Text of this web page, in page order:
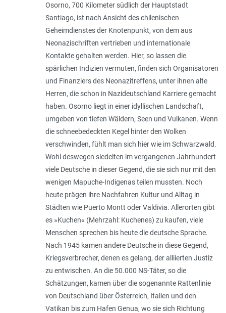
Osorno, 700 Kilometer südlich der Hauptstadt
Santiago, ist nach Ansicht des chilenischen
Geheimdienstes der Knotenpunkt, von dem aus
Neonazischriften vertrieben und internationale
Kontakte gehalten werden. Hier, so lassen die
spärlichen Indizien vermuten, finden sich Organisatoren
und Finanziers des Neonazitreffens, unter ihnen alte
Herren, die schon in Nazideutschland Karriere gemacht
haben. Osorno liegt in einer idyllischen Landschaft,
umgeben von tiefen Wäldern, Seen und Vulkanen. Wenn
die schneebedeckten Kegel hinter den Wolken
verschwinden, fühlt man sich hier wie im Schwarzwald.
Wohl deswegen siedelten im vergangenen Jahrhundert
viele Deutsche in dieser Gegend, die sie sich nur mit den
wenigen Mapuche-Indigenas teilen mussten. Noch
heute prägen ihre Nachfahren Kultur und Alltag in
Städten wie Puerto Montt oder Valdivia. Allerorten gibt
es »Kuchen« (Mehrzahl: Kuchenes) zu kaufen, viele
Menschen sprechen bis heute die deutsche Sprache.
Nach 1945 kamen andere Deutsche in diese Gegend,
Kriegsverbrecher, denen es gelang, der alliierten Justiz
zu entwischen. An die 50.000 NS-Täter, so die
Schätzungen, kamen über die sogenannte Rattenlinie
von Deutschland über Österreich, Italien und den
Vatikan bis zum Hafen Genua, wo sie sich Richtung